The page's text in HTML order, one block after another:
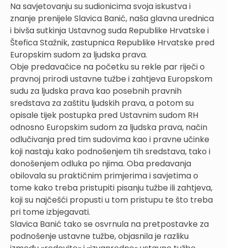
Na savjetovanju su sudionicima svoja iskustva i
znanje prenijele Slavica Banić, naša glavna urednica
i bivša sutkinja Ustavnog suda Republike Hrvatske i
Štefica Stažnik, zastupnica Republike Hrvatske pred
Europskim sudom za ljudska prava.
Obje predavačice na početku su rekle par riječi o
pravnoj prirodi ustavne tužbe i zahtjeva Europskom
sudu za ljudska prava kao posebnih pravnih
sredstava za zaštitu ljudskih prava, a potom su
opisale tijek postupka pred Ustavnim sudom RH
odnosno Europskim sudom za ljudska prava, način
odlučivanja pred tim sudovima kao i pravne učinke
koji nastaju kako podnošenjem tih sredstava, tako i
donošenjem odluka po njima. Oba predavanja
obilovala su praktičnim primjerima i savjetima o
tome kako treba pristupiti pisanju tužbe ili zahtjeva,
koji su najčešći propusti u tom pristupu te što treba
pri tome izbjegavati.
Slavica Banić tako se osvrnula na pretpostavke za
podnošenje ustavne tužbe, objasnila je razliku